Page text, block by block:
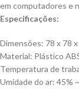
em computadores e
Especificações:
Dimensões: 78 x 78 x
Material: Plástico
Temperatura de
Umidade do ar: 45%